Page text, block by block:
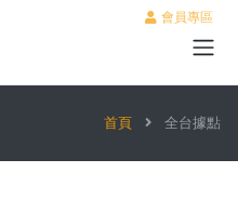
會員專區
首頁 全台據點